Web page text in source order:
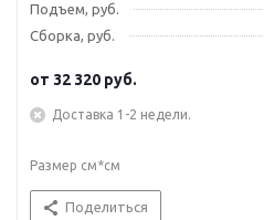
Подъем, руб.
Сборка, руб.
от 32 320 руб.
Доставка 1-2 недели.
Размер см*см
Поделиться